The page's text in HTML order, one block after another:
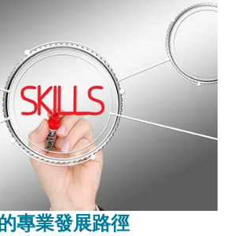
體的生活品質和身心
的...
專業發展路徑